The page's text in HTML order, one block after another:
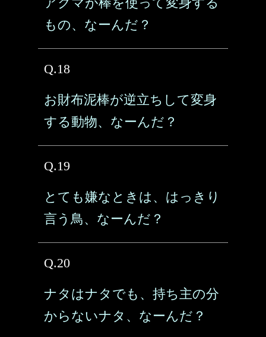
もの、なーんだ？
Q.18
お財布泥棒が逆立ちして変身
する動物、なーんだ？
Q.19
とても嫌なときは、はっきり
言う鳥、なーんだ？
Q.20
ナタはナタでも、持ち主の分
からないナタ、なーんだ？